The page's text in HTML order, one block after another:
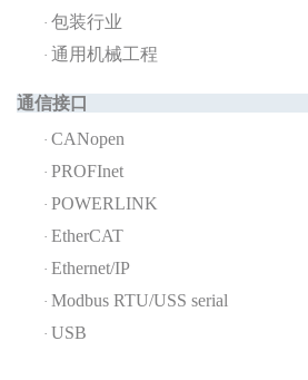
· 包装行业
· 通用机械工程
通信接口
· CANopen
· PROFInet
· POWERLINK
· EtherCAT
· Ethernet/IP
· Modbus RTU/USS serial
· USB